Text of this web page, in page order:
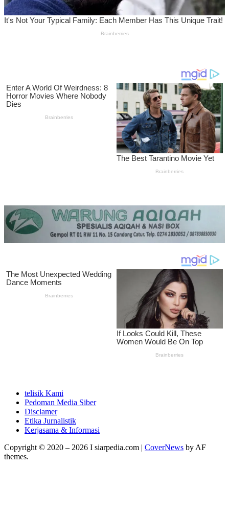
telisik Kami
Pedoman Media Siber
Disclamer
Etika Jurnalistik
Kerjasama & Informasi
Copyright © 2020 – 2026 I siarpedia.com | CoverNews by AF
themes.